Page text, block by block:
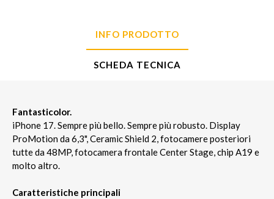
INFO PRODOTTO
SCHEDA TECNICA
Fantasticolor.
iPhone 17. Sempre più bello. Sempre più robusto. Display
ProMotion da 6,3", Ceramic Shield 2, fotocamere posteriori
tutte da 48MP, fotocamera frontale Center Stage, chip A19 e
molto altro.
Caratteristiche principali